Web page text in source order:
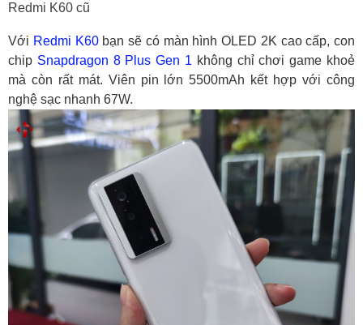
Redmi K60 cũ
Với Redmi K60bạn sẽ có màn hình OLED 2K cao cấp, con
chip Snapdragon 8 Plus Gen 1 không chỉ chơi game khoẻ
mà còn rất mát. Viên pin lớn 5500mAh kết hợp với công
nghệ sạc nhanh 67W.